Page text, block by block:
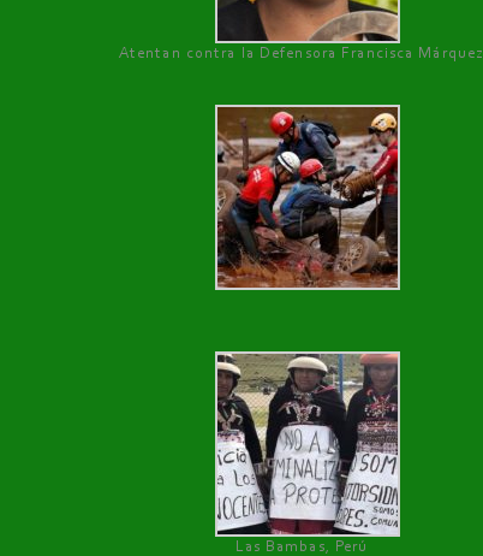
Atentan contra la Defensora Francisca Márquez
Las Bambas, Perú